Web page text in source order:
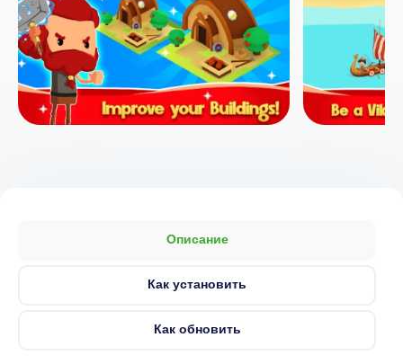
Описание
Как установить
Как обновить